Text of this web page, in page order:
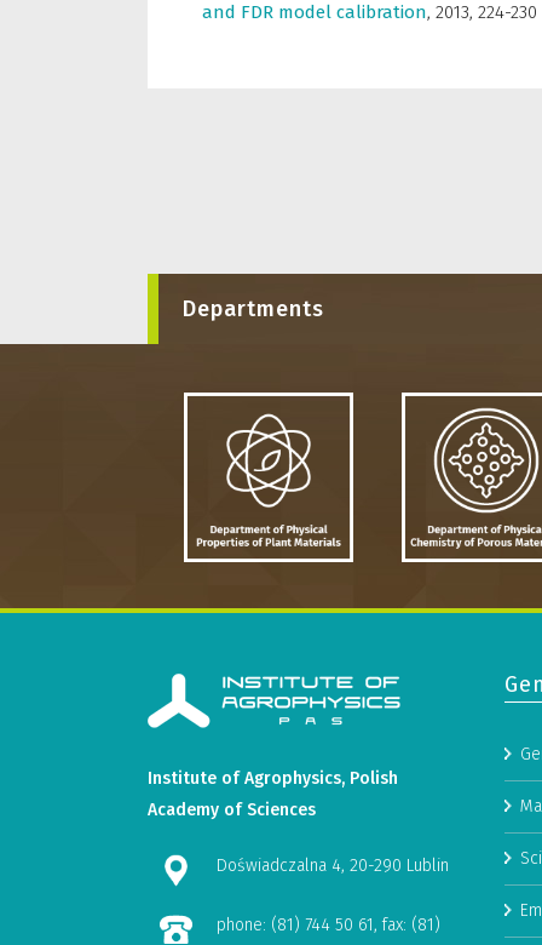
and FDR model calibration, 2013, 224-230
Departments
Institute of Agrophysics, Polish
Academy of Sciences
Doświadczalna 4, 20-290 Lublin
phone: (81) 744 50 61, fax: (81)